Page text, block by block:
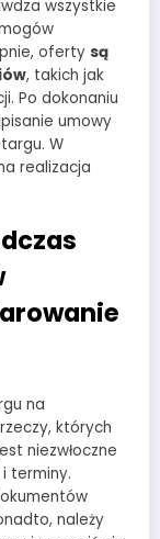
wszystkie
oferty są
, takich jak
Po dokonaniu
umowy
W
realizacja
na
których
niezwłoczne
terminy.
należy